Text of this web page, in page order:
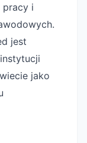
pracy i
jest
jako